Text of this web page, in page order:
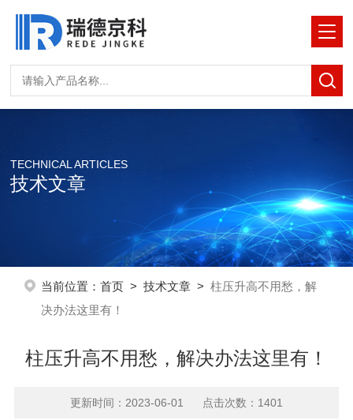
TECHNICAL ARTICLES
技术文章
当前位置： 首页> 技术文章> 柱压升高不用愁，解
决办法这里有！
柱压升高不用愁，解决办法这里有！
更新时间：2023-06-01 点击次数：1401